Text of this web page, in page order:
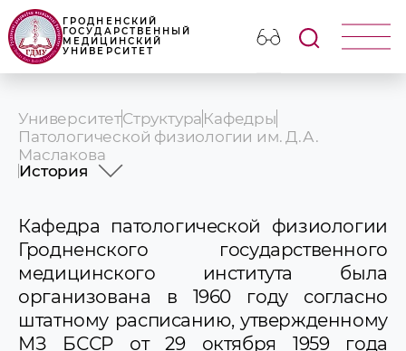
ГРОДНЕНСКИЙ
ГОСУДАРСТВЕННЫЙ
МЕДИЦИНСКИЙ
УНИВЕРСИТЕТ
УниверситетСтруктура Кафедры
Патологической физиологии им. Д.А.
Маслакова
История
Профессорско-преподавательский
состав
Учебная работа
For International English-speaking
Students
Магистратура
Послевузовское образование
Кафедра патологической физиологии
Гродненского государственного
медицинского института была
организована в 1960 году согласно
штатному расписанию, утвержденному
МЗ БССР от 29 октября 1959 года